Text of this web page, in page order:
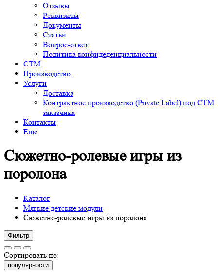
Отзывы
Реквизиты
Документы
Статьи
Вопрос-ответ
Политика конфидеденциальности
СТМ
Производство
Услуги
Доставка
Контрактное производство (Private Label) под СТМ
заказчика
Контакты
Еще
Сюжетно-ролевые игры из
поролона
Каталог
Мягкие детские модули
Сюжетно-ролевые игры из поролона
Фильтр
Сортировать по:
популярности